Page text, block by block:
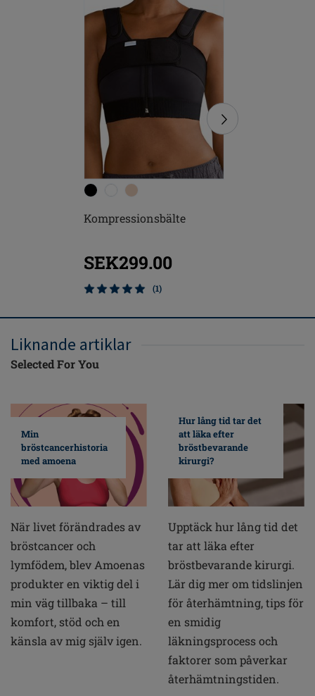
Kompressionsbälte
SEK299.00
(1)
Liknande artiklar
Selected For You
Min
bröstcancerhistoria
med amoena
När livet förändrades av
bröstcancer och
lymfödem, blev Amoenas
produkter en viktig del i
min väg tillbaka – till
komfort, stöd och en
känsla av mig själv igen.
Hur lång tid tar det
att läka efter
bröstbevarande
kirurgi?
Upptäck hur lång tid det
tar att läka efter
bröstbevarande kirurgi.
Lär dig mer om tidslinjen
för återhämtning, tips för
en smidig
läkningsprocess och
faktorer som påverkar
återhämtningstiden.